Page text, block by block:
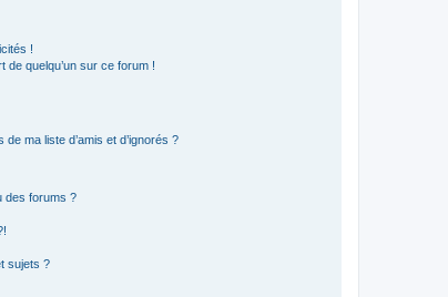
!
de quelqu’un sur ce forum !
ma liste d’amis et d’ignorés ?
des forums ?
sujets ?